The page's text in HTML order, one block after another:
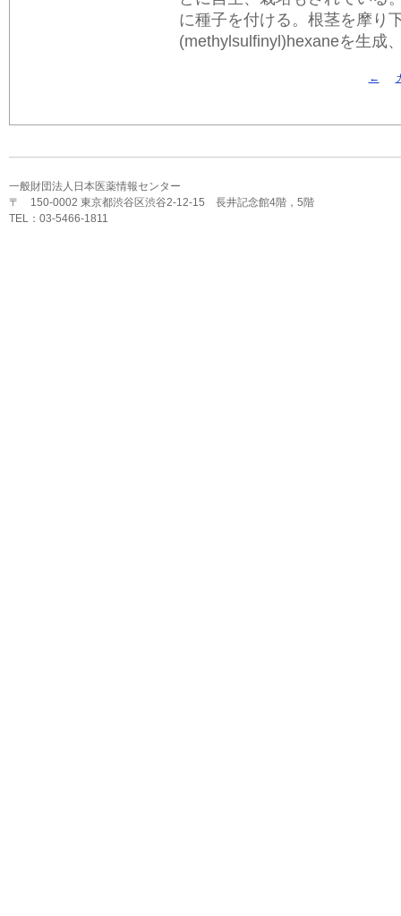
に種子を付ける。根茎を摩り
(methylsulfinyl)hexaneを生成
←
一般財団法人日本医薬情報センター
〒 150-0002 東京都渋谷区渋谷2-12-15 長井記念館4階，5階
TEL：03-5466-1811